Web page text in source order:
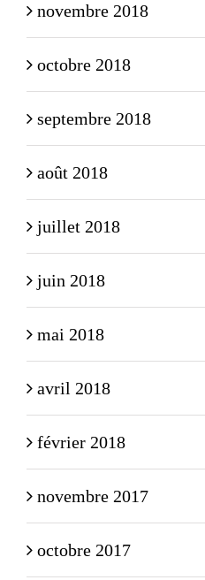
novembre 2018
octobre 2018
septembre 2018
août 2018
juillet 2018
juin 2018
mai 2018
avril 2018
février 2018
novembre 2017
octobre 2017